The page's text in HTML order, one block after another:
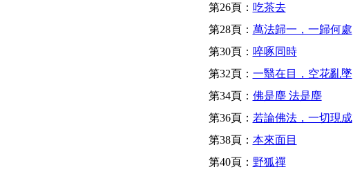
第26頁： 吃茶去
第28頁： 萬法歸一，一歸何處
第30頁： 啐啄同時
第32頁： 一翳在目，空花亂墜
第34頁： 佛是塵 法是塵
第36頁： 若論佛法，一切現成
第38頁： 本來面目
第40頁： 野狐禪